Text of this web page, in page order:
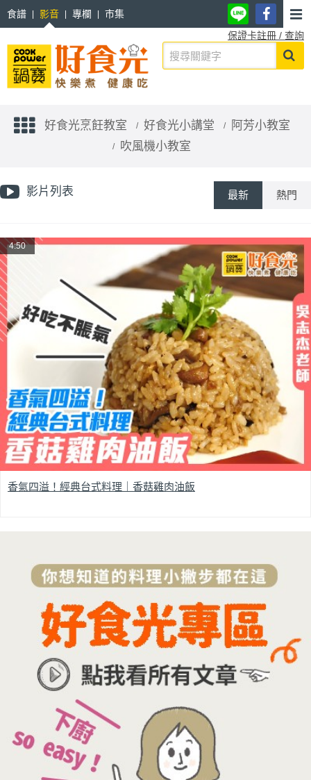
食譜 影音 專欄
市集
保證卡註冊 / 查詢
好食光烹飪教室 好食光小講堂
阿芳小教室
吹風機小教室
影片列表 最新 熱門
4:50
香氣四溢！經典台式料理｜香菇雞肉油飯